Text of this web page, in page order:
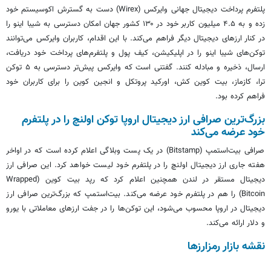
پلتفرم پرداخت دیجیتال جهانی وایرکس (Wirex) دست به گسترش اکوسیستم خود
زده و به ۴.۵ میلیون کاربر خود در ۱۳۰ کشور جهان امکان دسترسی به شیبا اینو را
در کنار ارزهای دیجیتال دیگر فراهم می‌کند. با این اقدام، کاربران وایرکس می‌توانند
توکن‌های شیبا اینو را در اپلیکیشن، کیف پول و پلتفرم‌های پرداخت خود دریافت،
ارسال، ذخیره و مبادله کنند. گفتنی است که وایرکس پیش‌تر دسترسی به ۵ توکن
ترا، کازماز، بیت کوین کش، اورکید پروتکل و انجین کوین را برای کاربران خود
فراهم کرده بود.
بزرگ‌ترین صرافی ارز دیجیتال اروپا توکن اولنچ را در پلتفرم
خود عرضه می‌کند
صرافی بیت‌استمپ (Bitstamp) در یک پست وبلاگی اعلام کرده است که در اواخر
هفته جاری ارز دیجیتال اولنچ را در پلتفرم خود لیست خواهد کرد. این صرافی ارز
دیجیتال مستقر در لندن همچنین اعلام کرد که رپد بیت کوین (Wrapped
Bitcoin) را هم در پلتفرم خود عرضه می‌کند. بیت‌استمپ که بزرگ‌ترین صرافی ارز
دیجیتال در اروپا محسوب می‌شود، این توکن‌ها را در جفت ارزهای معاملاتی با یورو
و دلار ارائه می‌کند.
نقشه بازار رمزارزها